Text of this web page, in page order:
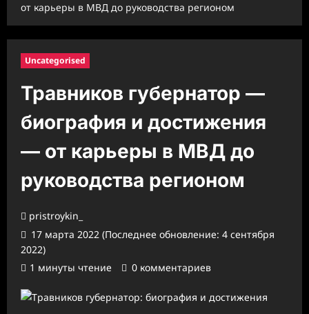
от карьеры в МВД до руководства регионом
Uncategorised
Травников губернатор —
биография и достижения
— от карьеры в МВД до
руководства регионом
pristroykin_
17 марта 2022 (Последнее обновление: 4 сентября
2022)
1 минуты чтение
0 комментариев